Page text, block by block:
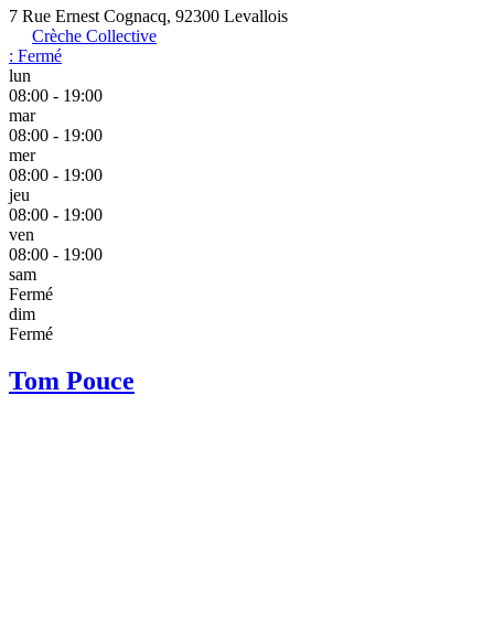
7 Rue Ernest Cognacq, 92300 Levallois
Crèche Collective
: Fermé
lun
08:00 - 19:00
mar
08:00 - 19:00
mer
08:00 - 19:00
jeu
08:00 - 19:00
ven
08:00 - 19:00
sam
Fermé
dim
Fermé
Tom Pouce